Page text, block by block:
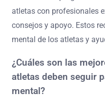
atletas con profesionales
consejos y apoyo. Estos
mental de los atletas y
¿Cuáles son las
atletas deben seguir
mental?